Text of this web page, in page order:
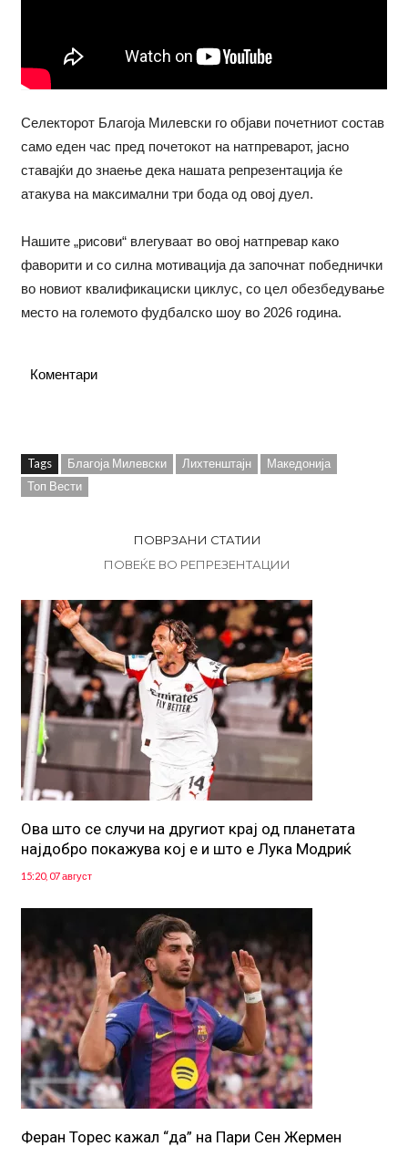
Селекторот Благоја Милевски го објави почетниот состав
само еден час пред почетокот на натпреварот, јасно
ставајќи до знаење дека нашата репрезентација ќе
атакува на максимални три бода од овој дуел.
Нашите „рисови“ влегуваат во овој натпревар како
фаворити и со силна мотивација да започнат победнички
во новиот квалификациски циклус, со цел обезбедување
место на големото фудбалско шоу во 2026 година.
Коментари
Tags Благоја Милевски Лихтенштајн
Македонија
Топ Вести
ПОВРЗАНИ СТАТИИ
ПОВЕЌЕ ВО РЕПРЕЗЕНТАЦИИ
Ова што се случи на другиот крај од планетата
најдобро покажува кој е и што е Лука Модриќ
15:20, 07 август
Феран Торес кажал “да” на Пари Сен Жермен